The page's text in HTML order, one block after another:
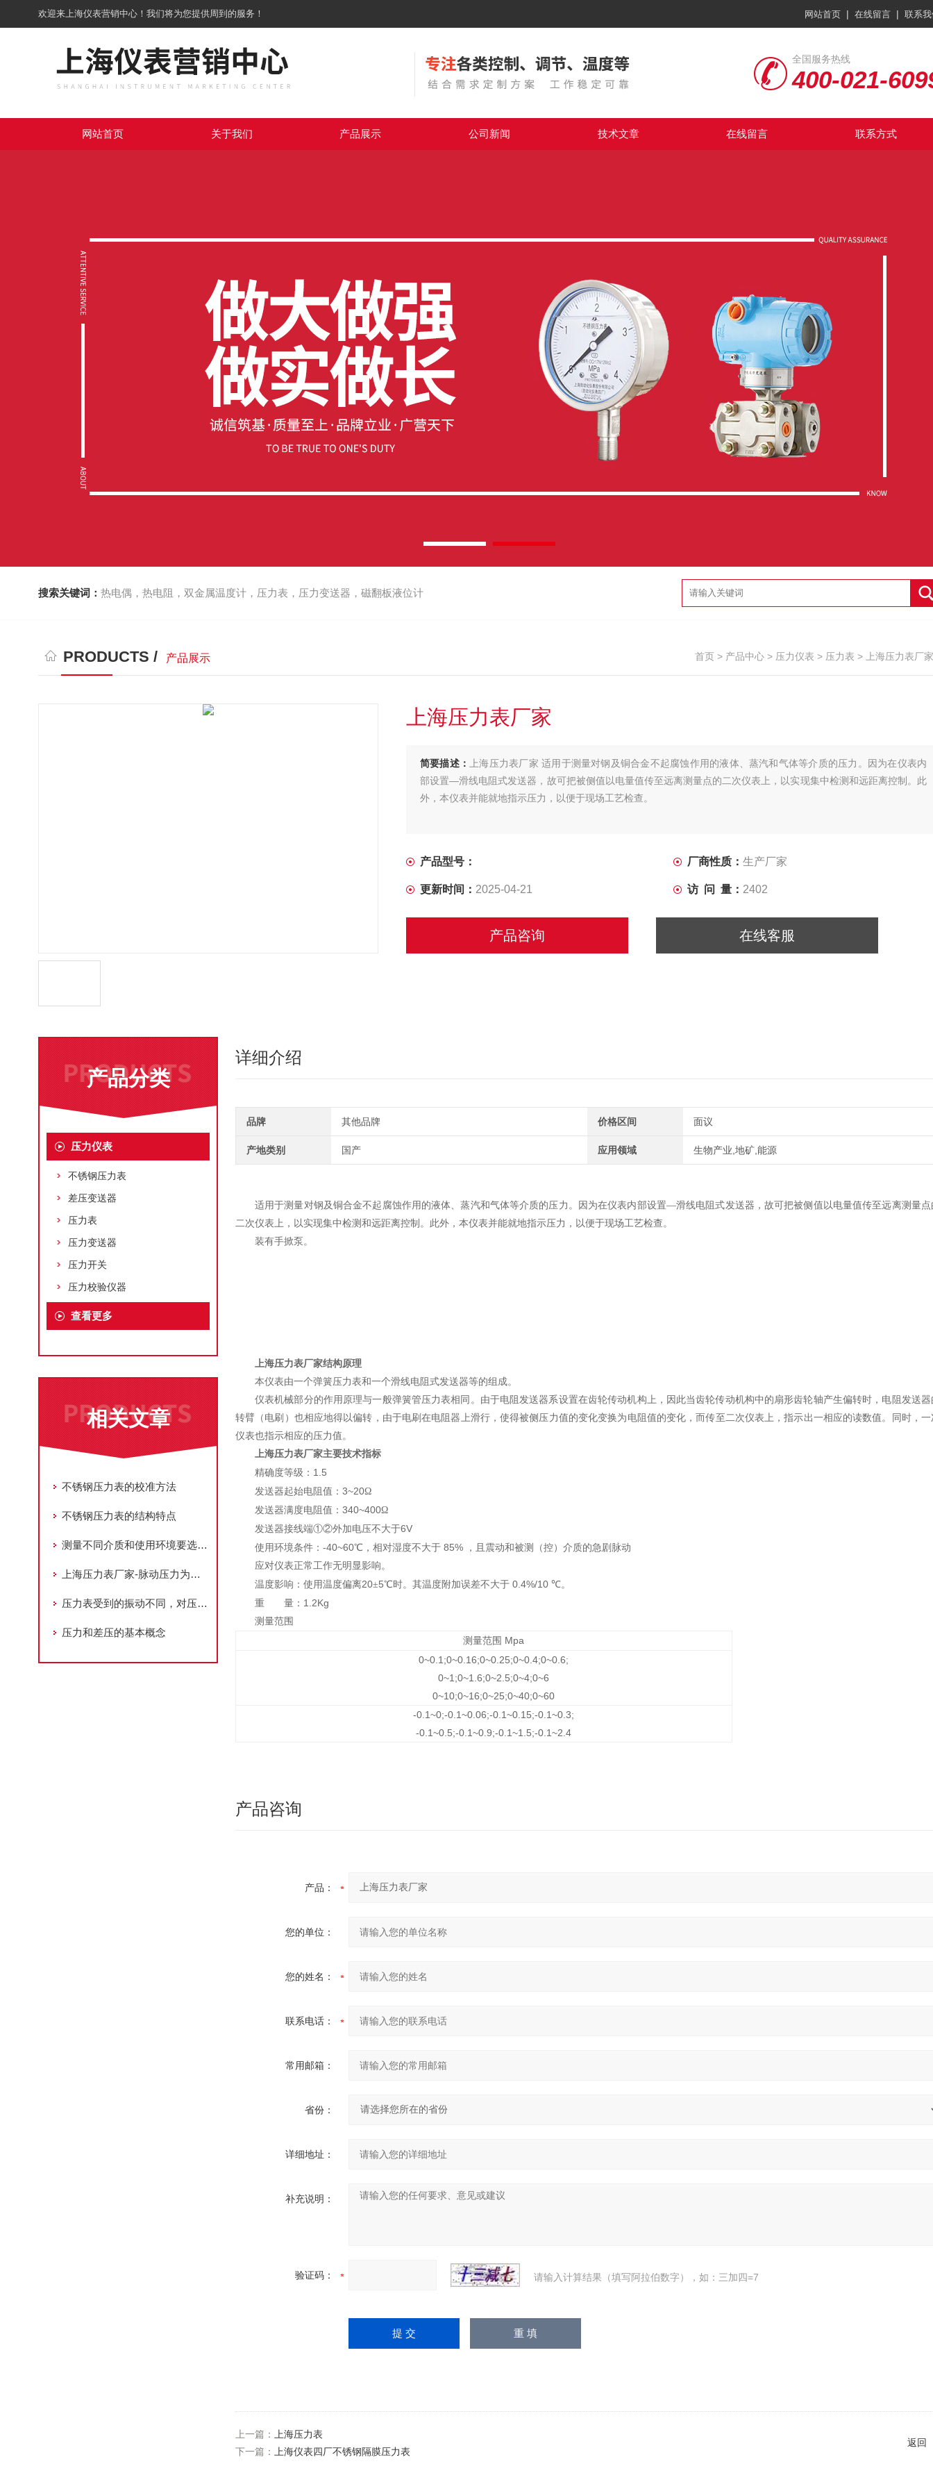
欢迎来上海仪表营销中心！我们将为您提供周到的服务！ 网站首页 | 在线留言 | 联系
全国服务热线
400-021-
网站首页 关于我们 产品展示 公司新闻 技术文章 在线留言 联系方式
搜索关键词： 热电偶，热电阻，双金属温度计，压力表，压力变送器，磁翻板液位计
PRODUCTS / 产品展示 首页 > 产品中心 > 压力仪表 > 压力表 > 上海压力表厂家
上海压力表厂家
简要描述：
上海压力表厂家 适用于测量对钢及铜合金不起腐蚀作用的液体、蒸汽和气体等介质的压力。因为在仪表内
部设置—滑线电阻式发送器，故可把被侧值以电量值传至远离测量点的二次仪表上，以实现集中检测和远距离控制。此
外，本仪表并能就地指示压力，以便于现场工艺检查。
产品型号： 厂商性质： 生产厂家
更新时间： 2025-04-21 访 问 量： 2402
产品咨询 在线客服
产品分类
压力仪表
不锈钢压力表
差压变送器
压力表
压力变送器
压力开关
压力校验仪器
查看更多
相关文章
不锈钢压力表的校准方法
不锈钢压力表的结构特点
测量不同介质和使用环境要选用不同种类压力表
上海压力表厂家-脉动压力为负荷时，压力表应符合哪些要求
压力表受到的振动不同，对压力的增减幅也不同
压力和差压的基本概念
详细介绍
品牌 其他品牌 价格区间 面议
产地类别 国产 应用领域 生物产业,地矿,能源
适用于测量对钢及铜合金不起腐蚀作用的液体、蒸汽和气体等介质的压力。因为在仪表内部设置—滑线电阻式发送器，故可把被侧值以电量值传至远离测量点
二次仪表上，以实现集中检测和远距离控制。此外，本仪表并能就地指示压力，以便于现场工艺检查。
装有手掀泵。
上海压力表厂家结构原理
本仪表由一个弹簧压力表和一个滑线电阻式发送器等的组成。
仪表机械部分的作用原理与一般弹簧管压力表相同。由于电阻发送器系设置在齿轮传动机构上，因此当齿轮传动机构中的扇形齿轮轴产生偏转时，电阻发送器
转臂（电刷）也相应地得以偏转，由于电刷在电阻器上滑行，使得被侧压力值的变化变换为电阻值的变化，而传至二次仪表上，指示出一相应的读数值。同时，一
仪表也指示相应的压力值。
上海压力表厂家主要技术指标
精确度等级： 1.5
发送器起始电阻值： 3~20Ω
发送器满度电阻值： 340~400Ω
发送器接线端①②外加电压不大于6V
使用环境条件： -40~60℃，相对湿度不大于 85%
，且震动和被测（控）介质的急剧脉动
应对仪表正常工作无明显影响。
温度影响：使用温度偏离20±5℃时。其温度附加误差不大于 0.4%/10 ℃。
重 量： 1.2Kg
测量范围
测量范围 Mpa
0~0.1;0~0.16;0~0.25;0~0.4;0~0.6;
0~1;0~1.6;0~2.5;0~4;0~6
0~10;0~16;0~25;0~40;0~60
-0.1~0;-0.1~0.06;-0.1~0.15;-0.1~0.3;
-0.1~0.5;-0.1~0.9;-0.1~1.5;-0.1~2.4
产品咨询
产品：
您的单位：
您的姓名：
联系电话：
常用邮箱：
省份：
详细地址：
补充说明：
验证码： 请输入计算结果（填写阿拉伯数字），如：三加四=7
上一篇：
上海压力表
下一篇：
上海仪表四厂不锈钢隔膜压力表
返回